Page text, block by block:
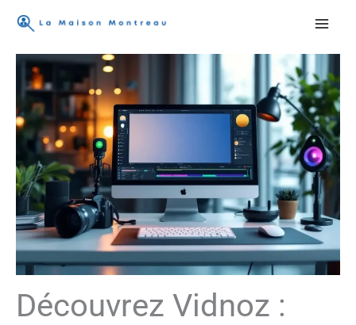
contenu
Découvrez Vidnoz :